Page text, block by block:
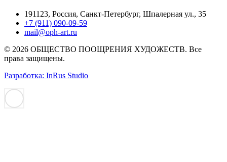
191123, Россия, Санкт-Петербург, Шпалерная ул., 35
+7 (911) 090-09-59
mail@oph-art.ru
© 2026 ОБЩЕСТВО ПООЩРЕНИЯ ХУДОЖЕСТВ. Все
права защищены.
Разработка: InRus Studio